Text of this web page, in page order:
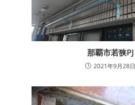
那覇市若狭PJ
2021年9月28日